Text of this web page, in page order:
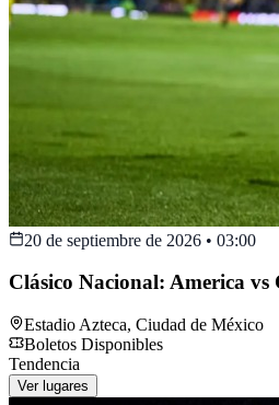
20 de septiembre de 2026 • 03:00
Clásico Nacional: America vs
Estadio Azteca, Ciudad de México
Boletos Disponibles
Tendencia
Ver lugares